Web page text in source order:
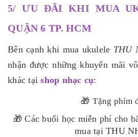
5/ ƯU ĐÃI KHI MUA
QUẬN 6 TP. HCM
Bên cạnh khi mua ukulele THU
nhận được những khuyến mãi
khác tạishop nhạc cụ:
🎁 Tặng phím
🎁Các buổi học miễn phí cho
mua tại THU